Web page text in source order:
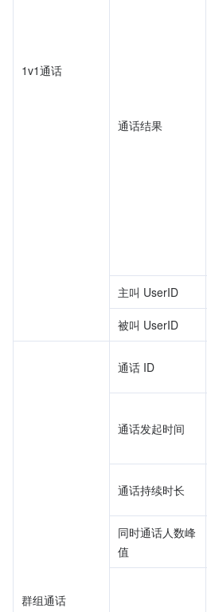
1v1通话
通话结果
主叫 UserID
被叫 UserID
群组通话
通话 ID
通话发起时间
通话持续时长
同时通话人数峰
值